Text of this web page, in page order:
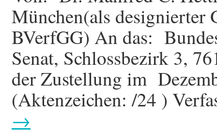
München(als designierter
BVerfGG) An das:
Senat, Schlossbezirk 3,
der Zustellung im
(Aktenzeichen: /24 )
→